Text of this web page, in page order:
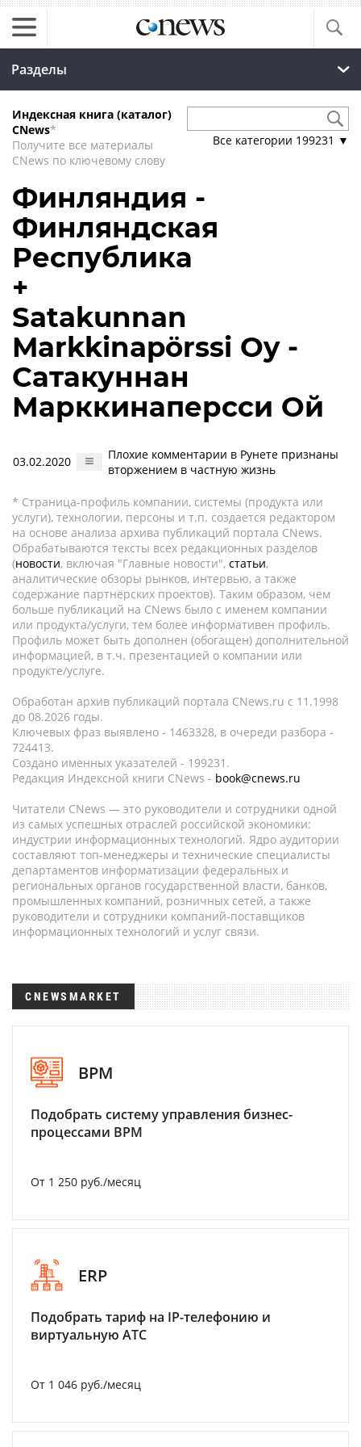
Разделы
Индексная книга (каталог)
CNews*
Получите все материалы
CNews по ключевому слову
Все категории 199231 ▼
Финляндия -
Финляндская
Республика
+
Satakunnan
Markkinapörssi Oy -
Сатакуннан
Марккинаперсси Ой
03.02.2020
Плохие комментарии в Рунете признаны
вторжением в частную жизнь
* Страница-профиль компании, системы (продукта или
услуги), технологии, персоны и т.п. создается редактором
на основе анализа архива публикаций портала CNews.
Обрабатываются тексты всех редакционных разделов
(новости, включая "Главные новости", статьи,
аналитические обзоры рынков, интервью, а также
содержание партнёрских проектов). Таким образом, чем
больше публикаций на CNews было с именем компании
или продукта/услуги, тем более информативен профиль.
Профиль может быть дополнен (обогащен) дополнительной
информацией, в т.ч. презентацией о компании или
продукте/услуге.
Обработан архив публикаций портала CNews.ru c 11.1998
до 08.2026 годы.
Ключевых фраз выявлено - 1463328, в очереди разбора -
724413.
Создано именных указателей - 199231.
Редакция Индексной книги CNews - book@cnews.ru
Читатели CNews — это руководители и сотрудники одной
из самых успешных отраслей российской экономики:
индустрии информационных технологий. Ядро аудитории
составляют топ-менеджеры и технические специалисты
департаментов информатизации федеральных и
региональных органов государственной власти, банков,
промышленных компаний, розничных сетей, а также
руководители и сотрудники компаний-поставщиков
информационных технологий и услуг связи.
CNEWSMARKET
BPM
Подобрать систему управления бизнес-
процессами BPM
От 1 250 руб./месяц
ERP
Подобрать тариф на IP-телефонию и
виртуальную АТС
От 1 046 руб./месяц